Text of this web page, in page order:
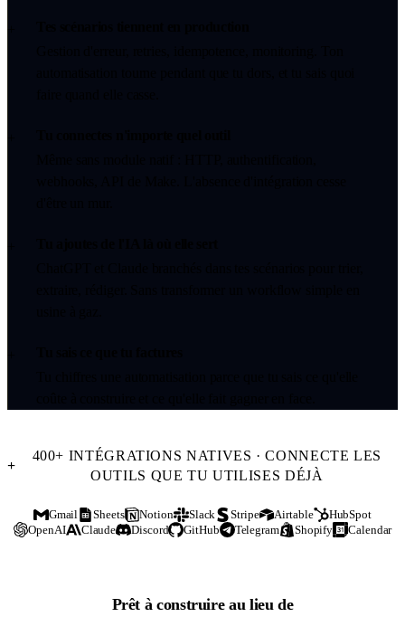
+
400+ INTÉGRATIONS NATIVES · CONNECTE LES
OUTILS QUE TU UTILISES DÉJÀ
Gmail Sheets Notion Slack Stripe Airtable
HubSpot
OpenAI
Claude Discord GitHub Telegram Shopify Calendar
Prêt à construire au lieu de